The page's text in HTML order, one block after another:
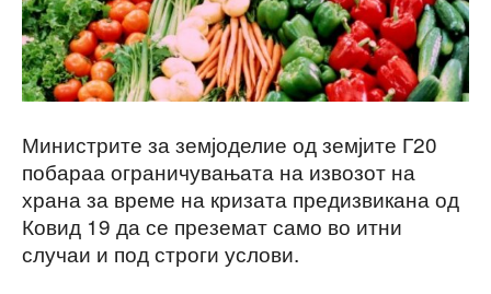
Министрите за земјоделие од земјите Г20
побараа ограничувањата на извозот на
храна за време на кризата предизвикана од
Ковид 19 да се преземат само во итни
случаи и под строги услови.